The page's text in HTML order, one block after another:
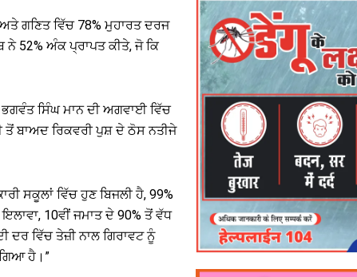
ਅਤੇ ਗਣਿਤ ਵਿੱਚ 78% ਮੁਹਾਰਤ ਦਰਜ
ਨੇ 52% ਅੰਕ ਪ੍ਰਾਪਤ ਕੀਤੇ, ਜੋ ਕਿ
ਸਿੰਘ ਮਾਨ ਦੀ ਅਗਵਾਈ ਵਿੱਚ
ਬਾਅਦ ਰਿਕਵਰੀ ਪੁਸ਼ ਦੇ ਠੋਸ ਨਤੀਜੇ
ਸਕੂਲਾਂ ਵਿੱਚ ਹੁਣ ਬਿਜਲੀ ਹੈ, 99%
10ਵੀਂ ਜਮਾਤ ਦੇ 90% ਤੋਂ ਵੱਧ
ਦਰ ਵਿੱਚ ਤੇਜ਼ੀ ਨਾਲ ਗਿਰਾਵਟ ਨੂੰ
ਹੈ।”